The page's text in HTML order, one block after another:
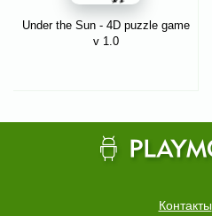
Under the Sun - 4D puzzle game
v 1.0
Контакты